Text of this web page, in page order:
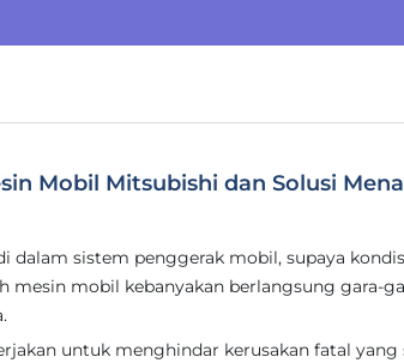
Mobil Mitsubishi dan Solusi
dalam sistem penggerak mobil, supaya
mesin mobil kebanyakan berlangsung gara-
untuk menghindar kerusakan fatal